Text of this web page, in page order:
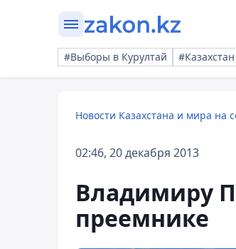
#Выборы в Курултай
Новости Казахстана и мира на
02:46, 20 декабря 2013
Владимиру
преемнике